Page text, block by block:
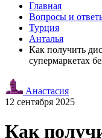
Главная
Вопросы и
Турция
Анталья
Как получить
супермаркетах
Анастасия
12 сентября 2025
Как